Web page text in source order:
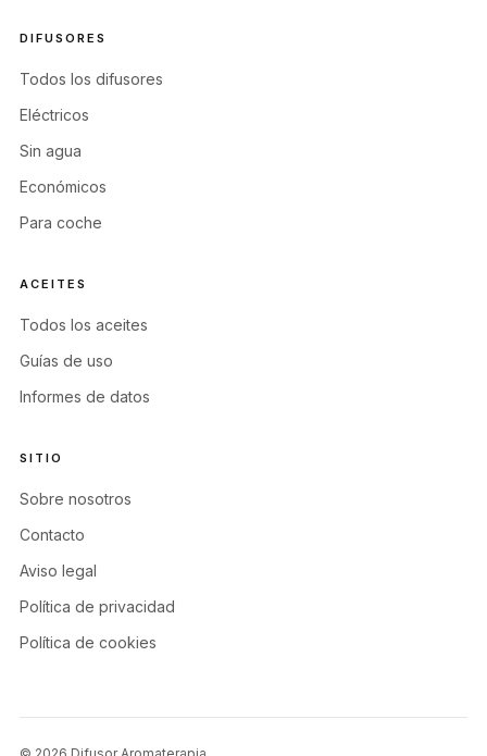
DIFUSORES
Todos los difusores
Eléctricos
Sin agua
Económicos
Para coche
ACEITES
Todos los aceites
Guías de uso
Informes de datos
SITIO
Sobre nosotros
Contacto
Aviso legal
Política de privacidad
Política de cookies